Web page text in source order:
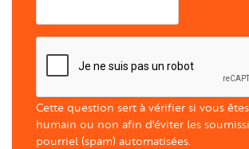
Cette question sert à vérifier si vous
humain ou non afin d'éviter les
pourriel (spam) automatisées.